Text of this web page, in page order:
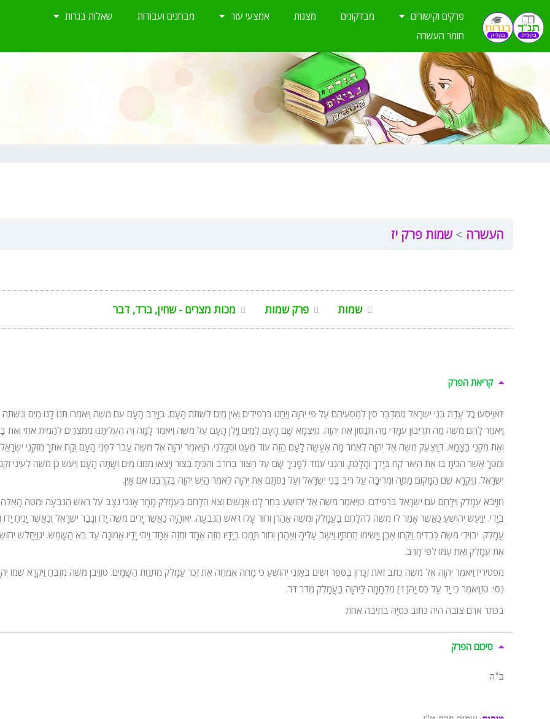
לתוכן
פרקים וקישורים מבדקונים מצגות אמצעי עזר מבחנים ועבודות
שאלות בגרות
חומר העשרה
העשרה שמות פרק יז
שמות פרק שמות מכות מצרים - שחין, ברד, דבר
קריאת הפרק
יזאוַיִּסְעוּ כׇּל עֲדַת בְּנֵי יִשְׂרָאֵל מִמִּדְבַּר סִין לְמַסְעֵיהֶם עַל פִּי יְהֹוָה וַיַּחֲנוּ בִּרְפִידִים וְאֵין מַיִם לִשְׁתֹּת הָעָם. בוַיָּרֶב הָעָם עִם מֹשֶׁה וַיֹּאמְרוּ תְּנוּ לָנוּ מַיִם וְנִשְׁתֶּה
וַיֹּאמֶר לָהֶם מֹשֶׁה מַה תְּרִיבוּן עִמָּדִי מַה תְּנַסּוּן אֶת יְהֹוָה. גוַיִּצְמָא שָׁם הָעָם לַמַּיִם וַיָּלֶן הָעָם עַל מֹשֶׁה וַיֹּאמֶר לָמָּה זֶּה הֶעֱלִיתָנוּ מִמִּצְרַיִם לְהָמִית אֹתִי וְאֶת
וְאֶת מִקְנַי בַּצָּמָא. דוַיִּצְעַק מֹשֶׁה אֶל יְהֹוָה לֵאמֹר מָה אֶעֱשֶׂה לָעָם הַזֶּה עוֹד מְעַט וּסְקָלֻנִי. הוַיֹּאמֶר יְהֹוָה אֶל מֹשֶׁה עֲבֹר לִפְנֵי הָעָם וְקַח אִתְּךָ מִזִּקְנֵי יִשְׂרָאֵל
וּמַטְּךָ אֲשֶׁר הִכִּיתָ בּוֹ אֶת הַיְאֹר קַח בְּיָדְךָ וְהָלָכְתָּ. והִנְנִי עֹמֵד לְפָנֶיךָ שָּׁם עַל הַצּוּר בְּחֹרֵב וְהִכִּיתָ בַצּוּר וְיָצְאוּ מִמֶּנּוּ מַיִם וְשָׁתָה הָעָם וַיַּעַשׂ כֵּן מֹשֶׁה לְעֵינֵי
יִשְׂרָאֵל. זוַיִּקְרָא שֵׁם הַמָּקוֹם מַסָּה וּמְרִיבָה עַל רִיב בְּנֵי יִשְׂרָאֵל וְעַל נַסֹּתָם אֶת יְהֹוָה לֵאמֹר הֲיֵשׁ יְהֹוָה בְּקִרְבֵּנוּ אִם אָיִן.
חוַיָּבֹא עֲמָלֵק וַיִּלָּחֶם עִם יִשְׂרָאֵל בִּרְפִידִם. טוַיֹּאמֶר מֹשֶׁה אֶל יְהוֹשֻׁעַ בְּחַר לָנוּ אֲנָשִׁים וְצֵא הִלָּחֵם בַּעֲמָלֵק מָחָר אָנֹכִי נִצָּב עַל רֹאשׁ הַגִּבְעָה וּמַטֵּה
בְּיָדִי. יוַיַּעַשׂ יְהוֹשֻׁעַ כַּאֲשֶׁר אָמַר לוֹ מֹשֶׁה לְהִלָּחֵם בַּעֲמָלֵק וּמֹשֶׁה אַהֲרֹן וְחוּר עָלוּ רֹאשׁ הַגִּבְעָה. יאוְהָיָה כַּאֲשֶׁר יָרִים מֹשֶׁה יָדוֹ וְגָבַר יִשְׂרָאֵל וְכַאֲשֶׁר יָנִיחַ יָדוֹ
עֲמָלֵק. יבוִידֵי מֹשֶׁה כְּבֵדִים וַיִּקְחוּ אֶבֶן וַיָּשִׂימוּ תַחְתָּיו וַיֵּשֶׁב עָלֶיהָ וְאַהֲרֹן וְחוּר תָּמְכוּ בְיָדָיו מִזֶּה אֶחָד וּמִזֶּה אֶחָד וַיְהִי יָדָיו אֱמוּנָה עַד בֹּא הַשָּׁמֶשׁ. יגוַיַּחֲלֹשׁ
אֶת עֲמָלֵק וְאֶת עַמּוֹ לְפִי חָרֶב.
מפטירידוַיֹּאמֶר יְהֹוָה אֶל מֹשֶׁה כְּתֹב זֹאת זִכָּרוֹן בַּסֵּפֶר וְשִׂים בְּאׇזְנֵי יְהוֹשֻׁעַ כִּי מָחֹה אֶמְחֶה אֶת זֵכֶר עֲמָלֵק מִתַּחַת הַשָּׁמָיִם. טווַיִּבֶן מֹשֶׁה מִזְבֵּחַ וַיִּקְרָא שְׁמוֹ
נִסִּי. טזוַיֹּאמֶר כִּי יָד עַל כֵּס יָהּ[1] מִלְחָמָה לַיהֹוָה בַּעֲמָלֵק מִדֹּר דֹּר.
בכתר ארם צובה היה כתוב כֵּסְיָהּ בתיבה אחת
סיכום הפרק
ב”ה